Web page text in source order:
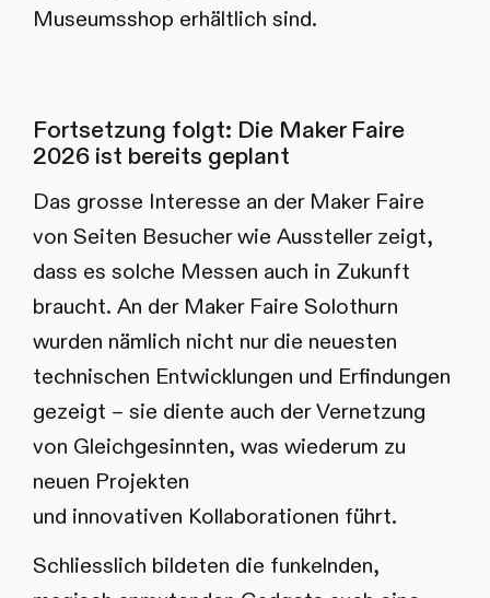
Museumsshop erhältlich sind.
Fortsetzung folgt: Die Maker Faire
2026 ist bereits geplant
Das grosse Interesse an der Maker Faire
von Seiten Besucher wie Aussteller zeigt,
dass es solche Messen auch in Zukunft
braucht. An der Maker Faire Solothurn
wurden nämlich nicht nur die neuesten
technischen Entwicklungen und Erfindungen
gezeigt – sie diente auch der Vernetzung
von Gleichgesinnten, was wiederum zu
neuen Projekten
und innovativen Kollaborationen führt.
Schliesslich bildeten die funkelnden,